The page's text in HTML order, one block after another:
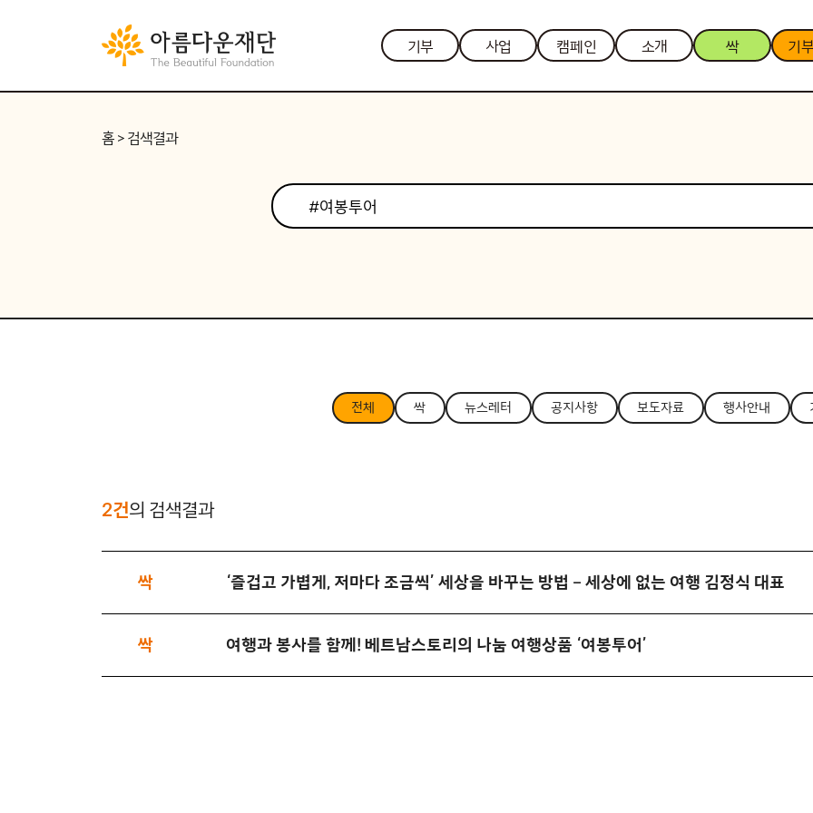
기부 사업 캠페인 소개 싹 기
홈 > 검색결과
전체 싹 뉴스레터 공지사항 보도자료 행사안내
2건의 검색결과
싹 ‘즐겁고 가볍게, 저마다 조금씩’ 세상을 바꾸는 방법 – 세상에 없는 여행 김정식 대표
싹 여행과 봉사를 함께! 베트남스토리의 나눔 여행상품 ‘여봉투어’